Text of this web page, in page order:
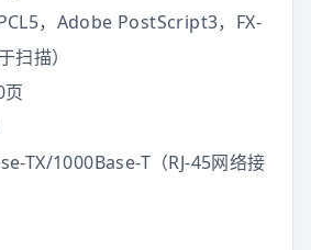
，Adobe PostScript3，FX-
扫描）
TX/1000Base-T（RJ-45网络接